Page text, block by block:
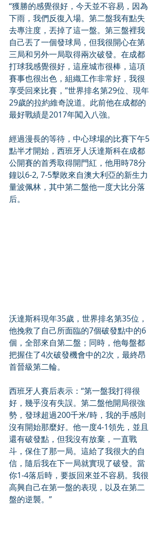
“獲勝的感覺很好，今天並不容易，因為
下雨，我們反復入場。第二盤我有點失
去專注度，丟掉了這一盤。第三盤裡我
自己丟了一個發球局，但我很開心在第
三局和另外一局取得兩次破發。在成都
打球我感覺很好，這座城市很棒，這項
賽事也很出色，組織工作非常好，我很
享受回來比賽，”世界排名第29位、現年
29歲的拉約維奇說道。此前他在成都的
最好戰績是2017年闖入八強。
經過漫長的等待，中心球場的比賽下午5
點半才開始，西班牙人沃達斯科在成都
公開賽的首秀取得開門紅，他用時78分
鐘以6-2, 7-5擊敗來自澳大利亞的新生力
量波佩林，其中第二盤他一度大比分落
后。
沃達斯科現年35歲，世界排名第35位，
他挽救了自己所面臨的7個破發點中的6
個，全部來自第二盤；同時，他每盤都
把握住了4次破發機會中的2次，最終昂
首晉級第二輪。
西班牙人賽后表示：“第一盤我打得很
好，幾乎沒有失誤。第二盤他開局很強
勢，發球超過200千米/時，我的手感則
沒有開始那麼好。他一度4-1領先，並且
還有破發點，但我沒有放棄，一直戰
斗，保住了那一局。這給了我很大的自
信，隨后我在下一局就實現了破發。當
你1-4落后時，要扳回來並不容易。我很
高興自己在第一盤的表現，以及在第二
盤的逆襲。”